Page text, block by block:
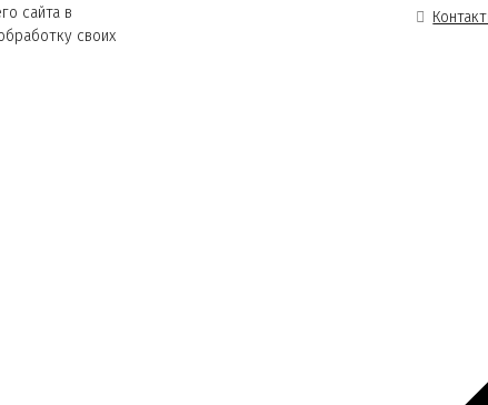
сайта в
своих